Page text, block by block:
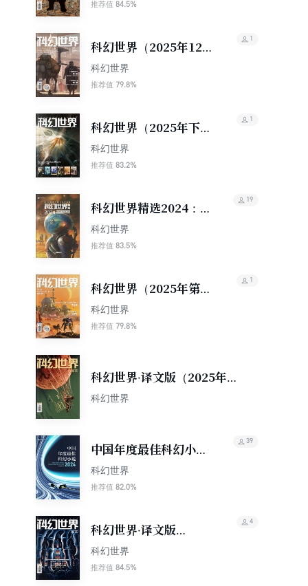
推荐值 84.5%
科幻世界（2025年12
期）
科幻世界
推荐值 79.8%
1
科幻世界（2025年下半
年合集）（套装共6册）
科幻世界
推荐值 83.2%
1
科幻世界精选2024：
第36届银河奖获奖作品
集（科幻世界出品 中国
科幻世界
推荐值 83.5%
19
科幻世界（2025年第11
期）
科幻世界
推荐值 79.8%
1
科幻世界·译文版（2025年第
11期）
科幻世界
中国年度最佳科幻小说
（2024）（科幻世界
出品 中国科幻基石丛
科幻世界
推荐值 82.0%
39
科幻世界·译文版
（2025年第10期）
科幻世界
推荐值 84.5%
4